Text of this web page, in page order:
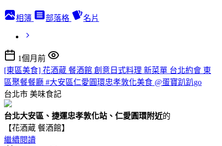
相簿 部落格 名片
1個月前
[東區美食] 花酒蔵 餐酒館 創意日式料理 新菜單 台北約會 東
區聚餐餐廳 #大安區仁愛圓環忠孝敦化美食 @蛋寶趴趴go
台北市 美味食記
台北大安區、捷運忠孝敦化站、仁愛圓環附近的
【花酒蔵 餐酒館】
繼續閱讀